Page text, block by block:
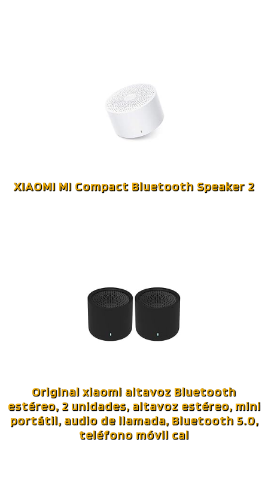
XIAOMI MI Compact Bluetooth Speaker 2
Original xiaomi altavoz Bluetooth
estéreo, 2 unidades, altavoz estéreo, mini
portátil, audio de llamada, Bluetooth 5.0,
teléfono móvil cal